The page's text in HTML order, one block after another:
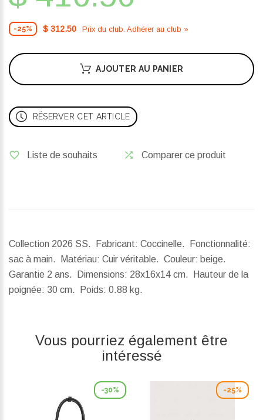
-25% $ 312.50 Prix ​​du club. Adhérer au club »
AJOUTER AU PANIER
RÉSERVER CET ARTICLE
Liste de souhaits Comparer ce produit
Collection 2026 SS. Fabricant: Coccinelle. Fonctionnalité:
sac à main. Matériau: Cuir véritable. Couleur: beige.
Garantie 2 ans.
Dimensions: 28x16x14 cm.
Hauteur de la
poignée: 30 cm. Poids: 0.88 kg.
Vous pourriez également être
intéressé
-30% -25%